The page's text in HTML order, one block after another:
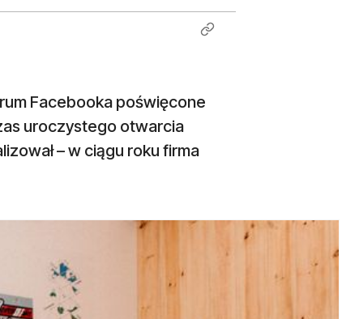
Facebooka poświęcone
uroczystego otwarcia
– w ciągu roku firma